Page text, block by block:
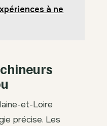
à ne
et-Loire
précise. Les